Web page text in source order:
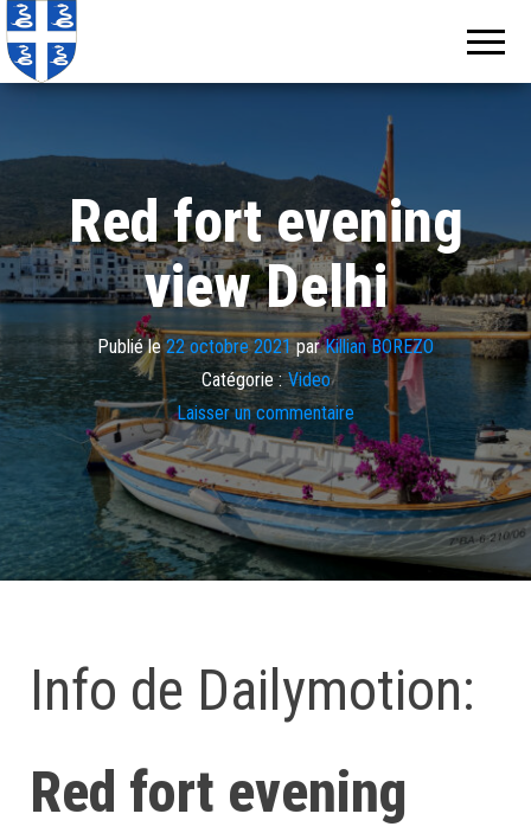
Red fort evening
view Delhi
Publié le22 octobre 2021parKillian BOREZO
Catégorie : Video
Laisser un commentaire
Info de Dailymotion:
Red fort evening